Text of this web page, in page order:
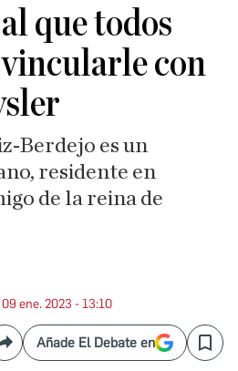
que todos
con
Berdejo es un
residente en
de la reina de
ene. 2023 - 13:10
CompartirAñade El Debate en Save